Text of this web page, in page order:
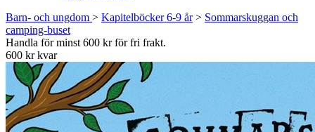
Barn- och ungdom > Kapitelböcker 6-9 år> Sommarskuggan och
camping-buset
Handla för minst 600 kr för fri frakt.
600 kr kvar